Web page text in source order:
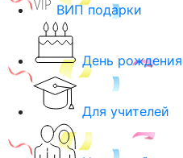
ВИП подарки
День рождения
Для учителей